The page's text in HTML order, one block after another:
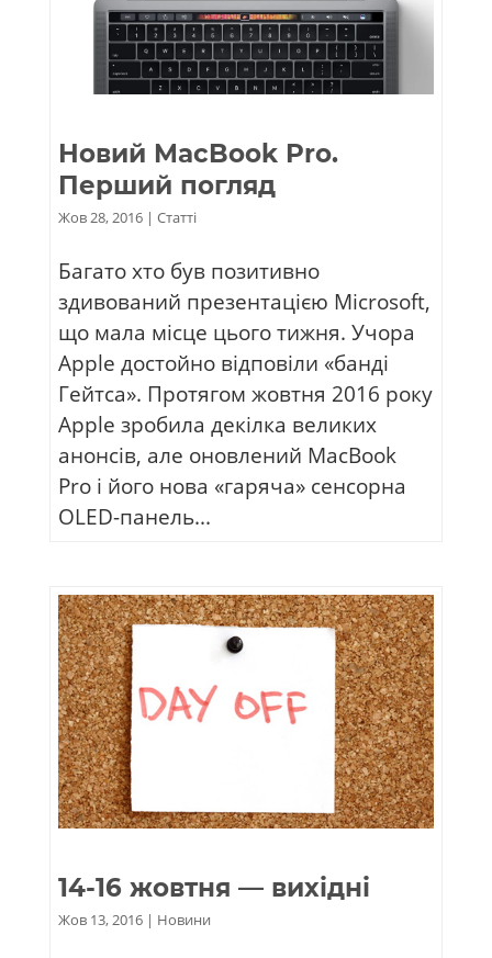
Новий MacBook Pro.
Перший погляд
Жов 28, 2016| Статті
Багато хто був позитивно
здивований презентацією Microsoft,
що мала місце цього тижня. Учора
Apple достойно відповіли «банді
Гейтса». Протягом жовтня 2016 року
Apple зробила декілка великих
анонсів, але оновлений MacBook
Pro і його нова «гаряча» сенсорна
OLED-панель...
14-16 жовтня — вихідні
Жов 13, 2016| Новини